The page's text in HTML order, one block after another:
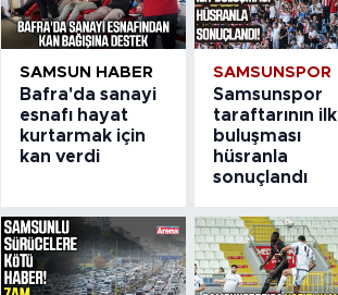
SAMSUN HABER
Bafra'da sanayi
esnafı hayat
kurtarmak için
kan verdi
SAMSUNSPOR
Samsunspor
taraftarının ilk
buluşması
hüsranla
sonuçlandı